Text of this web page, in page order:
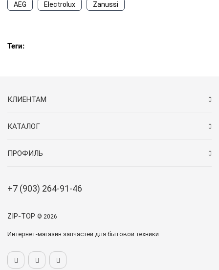
AEG Electrolux Zanussi
Теги:
ZIP-TOP © 2026
Интернет-магазин запчастей для бытовой техники
КЛИЕНТАМ
КАТАЛОГ
ПРОФИЛЬ
+7 (903) 264-91-46